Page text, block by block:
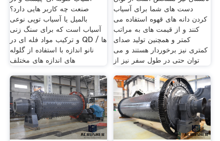
صنعت چه کاربر هایی دارد؟
بالمیل یا آسیاب توپی نوعی
آسیاب است که برای سنگ زنی
و ترکیب مواد فله ای در QD ها /
نانو اندازه با استفاده از گلوله
های اندازه های مختلف
دست های شما برای آسیاب
کردن دانه های قهوه استفاده می
کنند و از قیمت های به مراتب
کمتر و همچنین تولید صدای
کمتری نیز برخوردار هستند و می
توان حتی در طول سفر نیز از